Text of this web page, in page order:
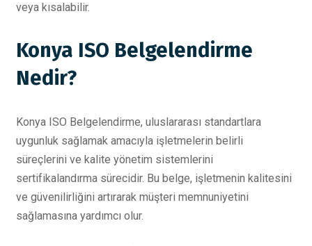
veya kısalabilir.
Konya ISO Belgelendirme
Nedir?
Konya ISO Belgelendirme, uluslararası standartlara
uygunluk sağlamak amacıyla işletmelerin belirli
süreçlerini ve kalite yönetim sistemlerini
sertifikalandırma sürecidir. Bu belge, işletmenin kalitesini
ve güvenilirliğini artırarak müşteri memnuniyetini
sağlamasına yardımcı olur.